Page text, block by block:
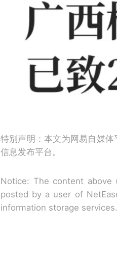
特别声明：本文为网易自媒
信息发布平台。
Notice: The content above
posted by a user of
information storage services.